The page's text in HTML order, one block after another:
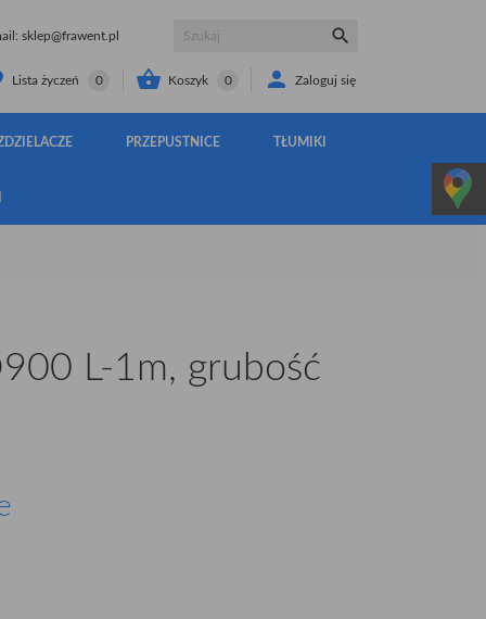
sklep@frawent.pl 
Lista życzeń 0  Koszyk 0  Zaloguj się
PRZEPUSTNICE TŁUMIKI
L-1m, grubość